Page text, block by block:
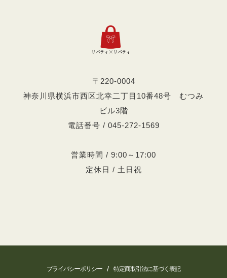
〒220-0004
神奈川県横浜市西区北幸二丁目10番48号 むつみ
ビル3階
電話番号 / 045-272-1569
営業時間 / 9:00～17:00
定休日 / 土日祝
プライバシーポリシー / 特定商取引法に基づく表記